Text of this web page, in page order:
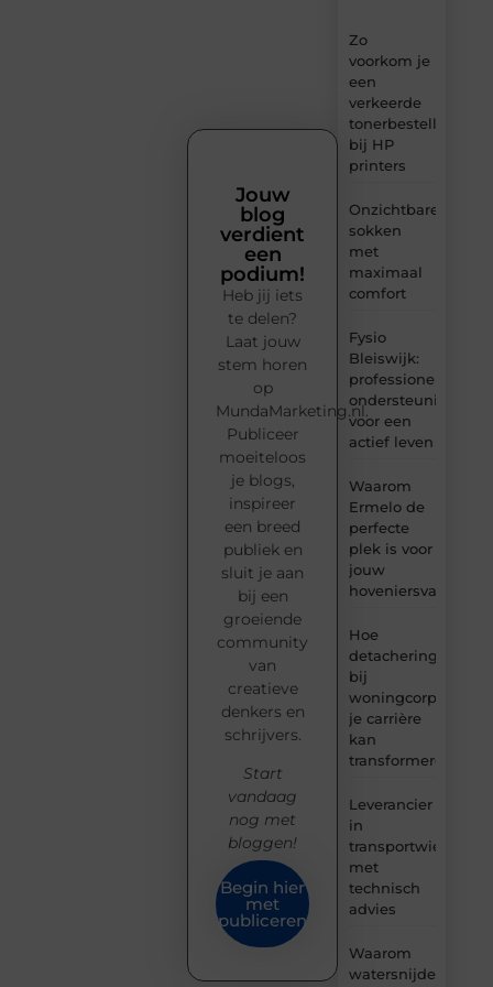
Zo
voorkom je
een
verkeerde
tonerbestelling
bij HP
printers
Onzichtbare
sokken
met
maximaal
comfort
Fysio
Bleiswijk:
professionele
ondersteuning
voor een
actief leven
Waarom
Ermelo de
perfecte
plek is voor
jouw
Hoe
detachering
bij
woningcorporaties
je carrière
kan
transformeren
Leverancier
in
transportwielen
met
technisch
advies
Waarom
watersnijden
Jouw
blog
verdient
een
podium!
Heb jij iets
te delen?
Laat jouw
stem horen
op
MundaMarketing.nl.
Publiceer
moeiteloos
je blogs,
inspireer
een breed
publiek en
sluit je aan
bij een
groeiende
community
van
creatieve
denkers en
schrijvers.
Start
vandaag
nog met
bloggen!
Begin hier
met
publiceren